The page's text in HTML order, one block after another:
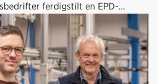
ferdigstilt en EPD-
klær. Verktøyet gjør det enklere
produktenes klima- og
standardisert og troverdig
og verifisert av en
regler tilpasset bransjen.